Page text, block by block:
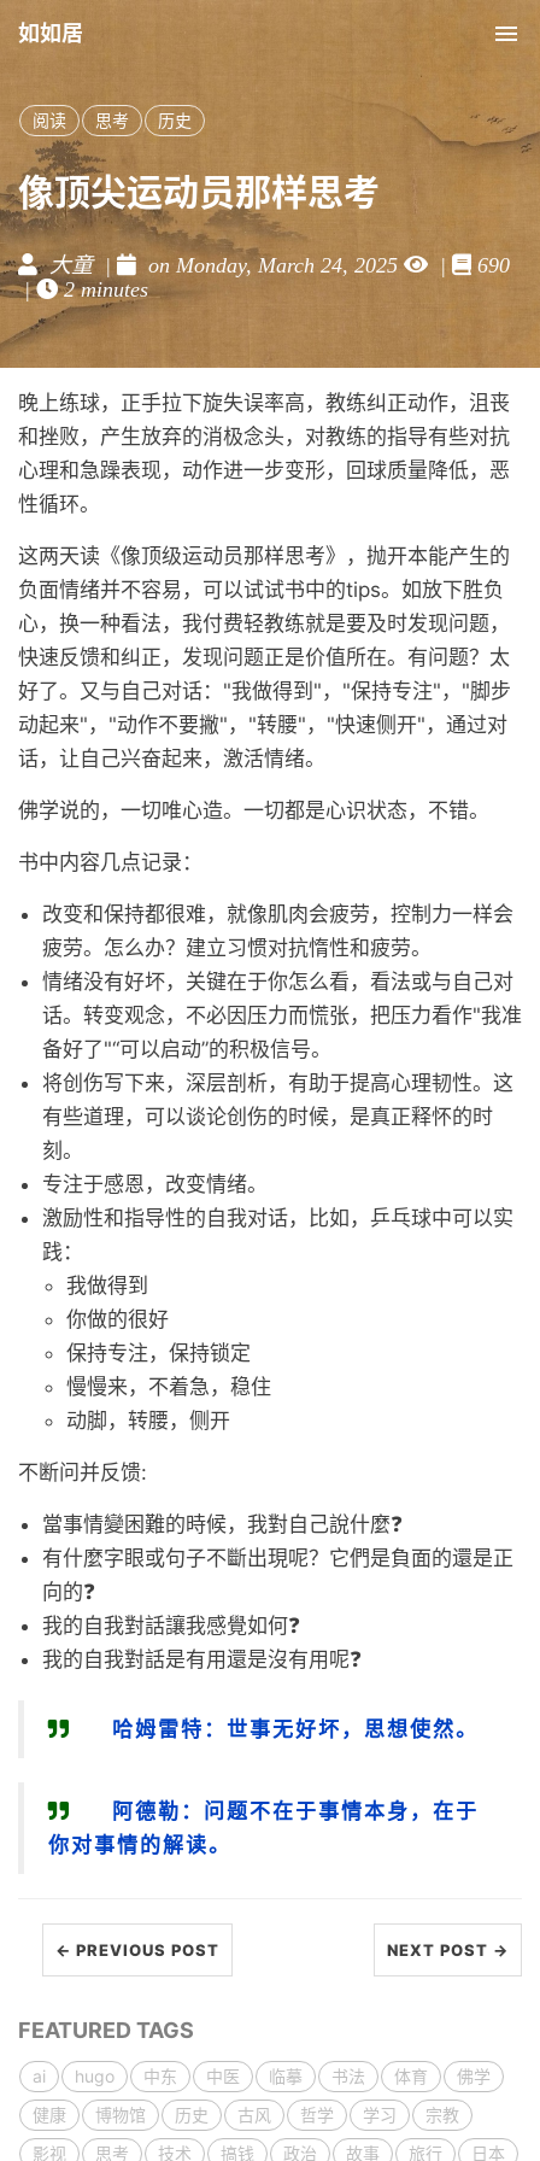
如如居
阅读 思考 历史
像顶尖运动员那样思考
大童 | on Monday, March 24, 2025 |
690
|
2 minutes
晚上练球，正手拉下旋失误率高，教练纠正动作，沮丧
和挫败，产生放弃的消极念头，对教练的指导有些对抗
心理和急躁表现，动作进一步变形，回球质量降低，恶
性循环。
这两天读《像顶级运动员那样思考》，抛开本能产生的
负面情绪并不容易，可以试试书中的tips。如放下胜负
心，换一种看法，我付费轻教练就是要及时发现问题，
快速反馈和纠正，发现问题正是价值所在。有问题？太
好了。又与自己对话："我做得到"，"保持专注"，"脚步
动起来"，"动作不要撇"，"转腰"，"快速侧开"，通过对
话，让自己兴奋起来，激活情绪。
佛学说的，一切唯心造。一切都是心识状态，不错。
书中内容几点记录：
改变和保持都很难，就像肌肉会疲劳，控制力一样会
疲劳。怎么办？建立习惯对抗惰性和疲劳。
情绪没有好坏，关键在于你怎么看，看法或与自己对
话。转变观念，不必因压力而慌张，把压力看作"我准
备好了"“可以启动”的积极信号。
将创伤写下来，深层剖析，有助于提高心理韧性。这
有些道理，可以谈论创伤的时候，是真正释怀的时
刻。
专注于感恩，改变情绪。
激励性和指导性的自我对话，比如，乒乓球中可以实
践：
我做得到
你做的很好
保持专注，保持锁定
慢慢来，不着急，稳住
动脚，转腰，侧开
不断问并反馈:
當事情變困難的時候，我對自己說什麼❓
有什麼字眼或句子不斷出現呢？它們是負面的還是正
向的❓
我的自我對話讓我感覺如何❓
我的自我對話是有用還是沒有用呢❓
哈姆雷特：世事无好坏，思想使然。
阿德勒：问题不在于事情本身，在于
你对事情的解读。
← PREVIOUS POST NEXT POST →
FEATURED TAGS
ai hugo 中东 中医 临摹 书法 体育
佛学
健康
博物馆 历史 古风 哲学 学习
宗教
影视
思考 技术 搞钱 政治 故事 旅行 日本